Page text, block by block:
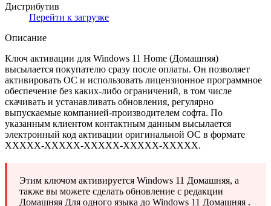
Дистрибутив
Перейти к загрузке
Описание
Ключ активации для Windows 11 Home (Домашняя)
высылается покупателю сразу после оплаты. Он позволяет
активировать ОС и использовать лицензионное программное
обеспечение без каких-либо ограничений, в том числе
скачивать и устанавливать обновления, регулярно
выпускаемые компанией-производителем софта. По
указанным клиентом контактным данным высылается
электронный код активации оригинальной ОС в формате
XXXXX-XXXXX-XXXXX-XXXXX-XXXXХ.
Этим ключом активируется Windows 11 Домашняя, а
также вы можете сделать обновление с редакции
Домашняя Для одного языка до Windows 11 Домашняя .